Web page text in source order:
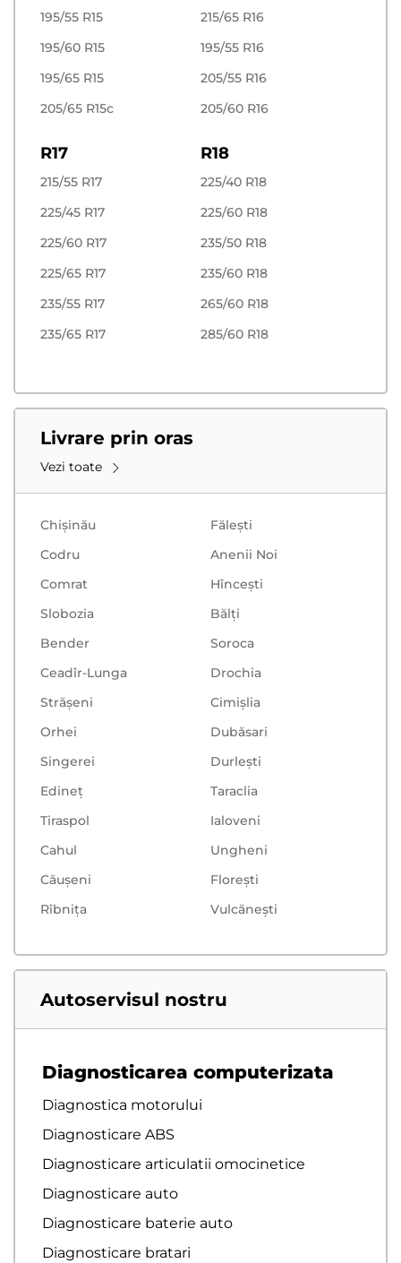
195/55 R15
195/60 R15
195/65 R15
205/65 R15c
215/65 R16
195/55 R16
205/55 R16
205/60 R16
R17
215/55 R17
225/45 R17
225/60 R17
225/65 R17
235/55 R17
235/65 R17
R18
225/40 R18
225/60 R18
235/50 R18
235/60 R18
265/60 R18
285/60 R18
Livrare prin oras
Vezi toate
Chișinău
Făleşti
Codru
Anenii Noi
Comrat
Hînceşti
Slobozia
Bălţi
Bender
Soroca
Ceadîr-Lunga
Drochia
Strășeni
Cimișlia
Orhei
Dubăsari
Singerei
Durlești
Edineț
Taraclia
Tiraspol
Ialoveni
Cahul
Ungheni
Căușeni
Floreşti
Rîbnița
Vulcăneşti
Autoservisul nostru
Diagnosticarea computerizata
Diagnostica motorului
Diagnosticare ABS
Diagnosticare articulatii omocinetice
Diagnosticare auto
Diagnosticare baterie auto
Diagnosticare bratari